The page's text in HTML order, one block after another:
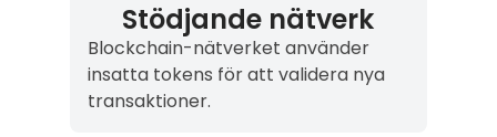
Stödjande nätverk
Blockchain-nätverket använder
insatta tokens för att validera nya
transaktioner.